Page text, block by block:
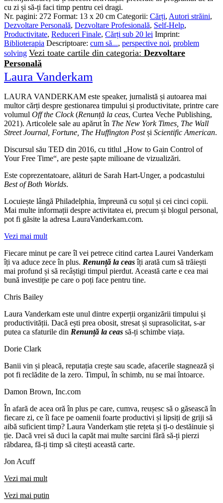
cu zi și să-ți faci timp pentru cei dragi.
Nr. pagini: 272 Format: 13 x 20 cm Categorii: Cărți, Autori străini,
Dezvoltare Personală, Dezvoltare Profesională, Self-Help,
Productivitate, Reduceri Finale, Cărți sub 20 lei Imprint:
Biblioterapia Descriptoare: cum să..., perspective noi, problem
solving Vezi toate cartile din categoria: Dezvoltare
Personală
Laura Vanderkam
LAURA VANDERKAM este speaker, jurnalistă și autoarea mai
multor cărți despre gestionarea timpului și productivitate, printre care
volumul Off the Clock(Renunță la ceas, Curtea Veche Publishing,
2021). Articolele sale au apărut în The New York Times, The Wall
Street Journal, Fortune, The Huffington Postși Scientific American.
Discursul său TED din 2016, cu titlul „How to Gain Control of
Your Free Time“, are peste șapte milioane de vizualizări.
Este coprezentatoare, alături de Sarah Hart‑Unger, a podcastului
Best of Both Worlds.
Locuiește lângă Philadelphia, împreună cu soțul și cei cinci copii.
Mai multe informații despre activitatea ei, precum și blogul personal,
pot fi găsite la adresa LauraVanderkam.com.
Vezi mai mult
Fiecare minut pe care îl vei petrece citind cartea Laurei Vanderkam
îți va aduce zece în plus. Renunță la ceasîți arată cum să trăiești
mai profund și să recâștigi timpul pierdut. Această carte e cea mai
bună investiție pe care o poți face pentru tine.
Chris Bailey
Laura Vanderkam este unul dintre experții organizării timpului și
productivității. Dacă ești prea obosit, stresat și suprasolicitat, s-ar
putea ca sfaturile din Renunță la ceas să-ți schimbe viața.
Dorie Clark
Banii vin și pleacă, reputația crește sau scade, afacerile stagnează și
pot fi reclădite de la zero. Timpul, în schimb, nu se mai întoarce.
Damon Brown, Inc.com
În afară de acea oră în plus pe care, cumva, reușesc să o găsească în
fiecare zi, ce îi face pe oamenii foarte productivi și lipsiți de griji să
aibă suficient timp? Laura Vanderkam știe rețeta și ți-o destăinuie și
ție. Dacă vrei să duci la capăt mai multe sarcini fără să-ți pierzi
răbdarea, fă-ți timp să citești această carte.
Jon Acuff
Vezi mai mult
Vezi mai putin